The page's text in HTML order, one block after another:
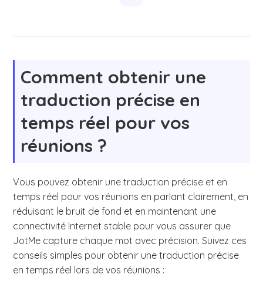
Comment obtenir une
traduction précise en
temps réel pour vos
réunions ?
Vous pouvez obtenir une traduction précise et en
temps réel pour vos réunions en parlant clairement, en
réduisant le bruit de fond et en maintenant une
connectivité Internet stable pour vous assurer que
JotMe capture chaque mot avec précision. Suivez ces
conseils simples pour obtenir une traduction précise
en temps réel lors de vos réunions :